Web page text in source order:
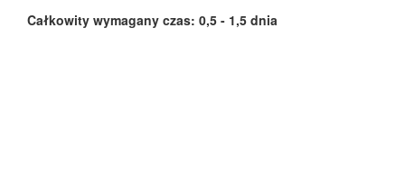
Całkowity wymagany czas: 0,5 - 1,5 dnia